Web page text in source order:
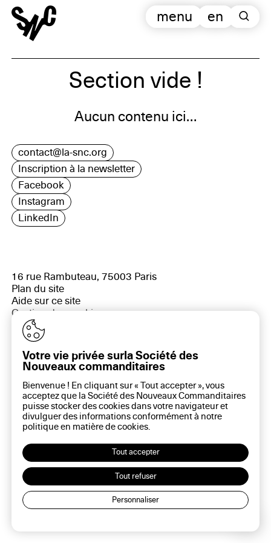
en
menu
Section vide !
Aucun contenu ici…
contact@la-snc.org
Inscription à la newsletter
Facebook
Instagram
LinkedIn
16 rue Rambuteau, 75003 Paris
Plan du site
Aide sur ce site
Gestion des cookies
Politique des cookies
Politique de confidentialité
Mentions légales
Votre vie privée surla Société des
Nouveaux commanditaires
Bienvenue ! En cliquant sur « Tout accepter », vous
acceptez que la Société des Nouveaux Commanditaires
puisse stocker des cookies dans votre navigateur et
divulguer des informations conformément à notre
politique en matière decookies.
Tout accepter
Tout refuser
Personnaliser